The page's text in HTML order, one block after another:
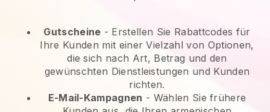
Gutscheine - Erstellen Sie Rabattcodes für
Ihre Kunden mit einer Vielzahl von Optionen,
die sich nach Art, Betrag und den
gewünschten Dienstleistungen und Kunden
richten.
E-Mail-Kampagnen - Wählen Sie frühere